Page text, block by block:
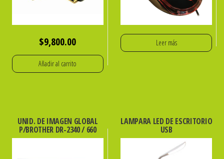
$9,800.00
Añadir al carrito
Leer más
UNID. DE IMAGEN GLOBAL
P/BROTHER DR-2340 / 660
LAMPARA LED DE ESCRITORIO
USB